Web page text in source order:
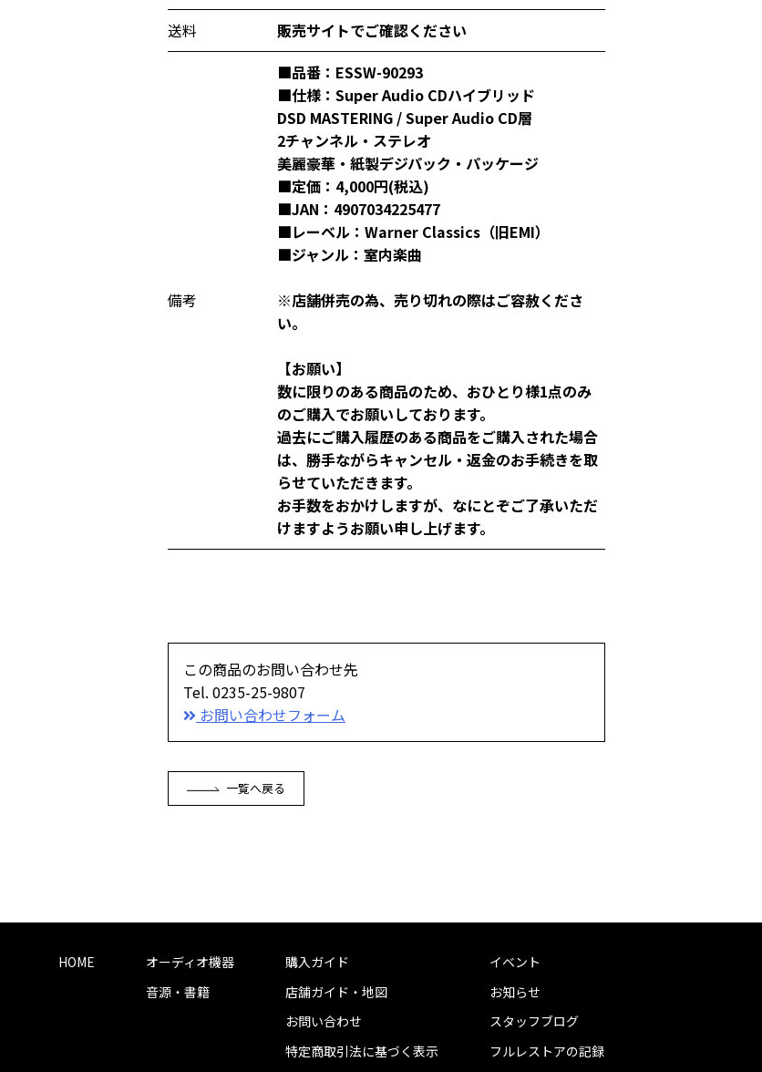
送料
販売サイトでご確認ください
備考
■品番：ESSW-90293
■仕様：Super Audio CDハイブリッド
DSD MASTERING / Super Audio CD層
2チャンネル・ステレオ
美麗豪華・紙製デジパック・パッケージ
■定価：4,000円(税込)
■JAN：4907034225477
■レーベル：Warner Classics（旧EMI）
■ジャンル：室内楽曲
※店舗併売の為、売り切れの際はご容赦くださ
い。
【お願い】
数に限りのある商品のため、おひとり様1点のみ
のご購入でお願いしております。
過去にご購入履歴のある商品をご購入された場合
は、勝手ながらキャンセル・返金のお手続きを取
らせていただきます。
お手数をおかけしますが、なにとぞご了承いただ
けますようお願い申し上げます。
この商品のお問い合わせ先
Tel. 0235-25-9807
お問い合わせフォーム
一覧へ戻る
HOME
オーディオ機器
音源・書籍
購入ガイド
店舗ガイド・地図
お問い合わせ
特定商取引法に基づく表示
イベント
お知らせ
スタッフブログ
フルレストアの記録